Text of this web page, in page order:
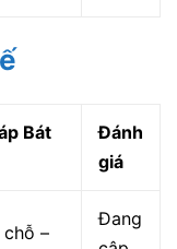
Bát
Đánh
giá
–
Đang